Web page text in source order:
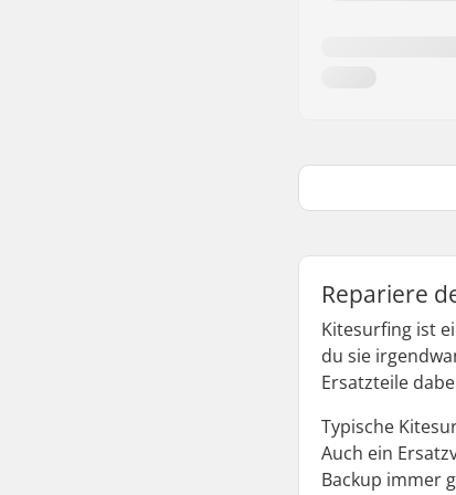
Repariere
Kitesurfing ist
du sie
Ersatzteile
Typische
Auch ein
Backup immer